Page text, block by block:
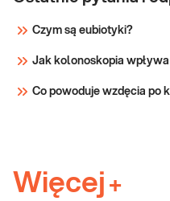
Czym są eubiotyki?
Jak kolonoskopia
Co powoduje wzdęcia po
Więcej +